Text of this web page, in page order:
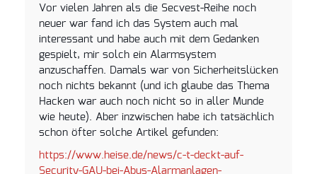
Vor vielen Jahren als die Secvest-Reihe noch
neuer war fand ich das System auch mal
interessant und habe auch mit dem Gedanken
gespielt, mir solch ein Alarmsystem
anzuschaffen. Damals war von Sicherheitslücken
noch nichts bekannt (und ich glaube das Thema
Hacken war auch noch nicht so in aller Munde
wie heute). Aber inzwischen habe ich tatsächlich
schon öfter solche Artikel gefunden:
https://www.heise.de/news/c-t-deckt-auf-